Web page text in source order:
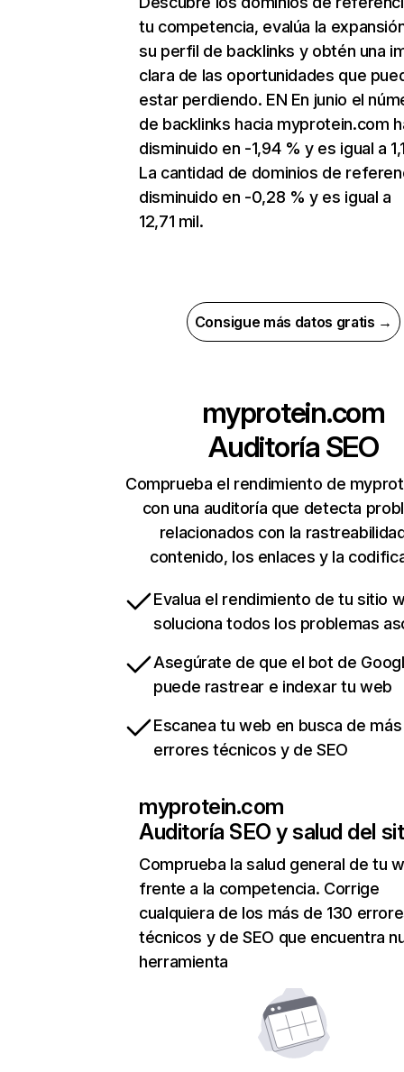
tu competencia, evalúa la
su perfil de backlinks y obtén una
clara de las oportunidades que
estar perdiendo. EN En junio el
de backlinks hacia myprotein.com
disminuido en -1,94 % y es igual a
La cantidad de dominios de
disminuido en -0,28 % y es igual a
12,71 mil.
Consigue más datos gratis →
myprotein.com
Auditoría SEO
Comprueba el rendimiento de
con una auditoría que detecta
relacionados con la
contenido, los enlaces y la
Evalua el rendimiento de tu sitio
soluciona todos los problemas
Asegúrate de que el bot de
puede rastrear e indexar tu web
Escanea tu web en busca de
errores técnicos y de SEO
myprotein.com
Auditoría SEO y salud del
Comprueba la salud general de tu
frente a la competencia. Corrige
cualquiera de los más de 130
técnicos y de SEO que encuentra
herramienta